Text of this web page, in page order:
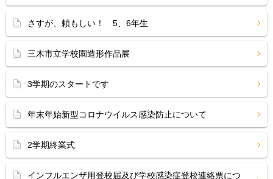
さすが、頼もしい！ 5、6年生
三木市立学校園造形作品展
3学期のスタートです
年末年始新型コロナウイルス感染防止について
2学期終業式
インフルエンザ用登校届及び学校感染症登校連絡票につ